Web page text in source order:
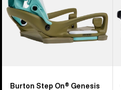
Burton Step On® Genesis